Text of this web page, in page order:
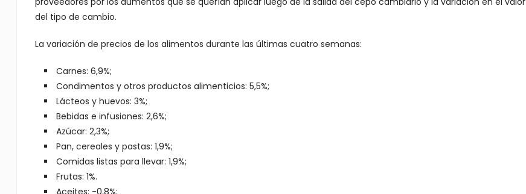
del tipo de cambio.
La variación de precios de los alimentos durante las últimas cuatro semanas:
Carnes: 6,9%;
Condimentos y otros productos alimenticios: 5,5%;
Lácteos y huevos: 3%;
Bebidas e infusiones: 2,6%;
Azúcar: 2,3%;
Pan, cereales y pastas: 1,9%;
Comidas listas para llevar: 1,9%;
Frutas: 1%.
Aceites: -0,8%;